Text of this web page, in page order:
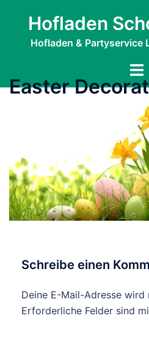
springen
Hofladen
Hofladen & Partyservice
Menü
Easter
Schreibe einen
Deine E-Mail-Adresse
Erforderliche Felder sind